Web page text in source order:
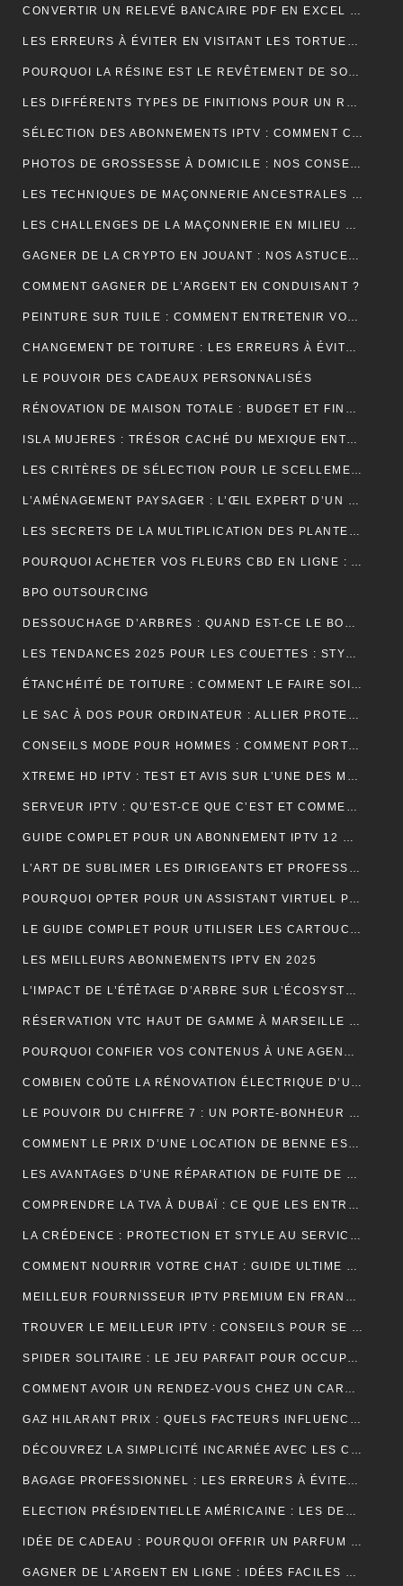
CONVERTIR UN RELEVÉ BANCAIRE PDF EN EXCEL : UNE ÉTAPE CLÉ POUR MIEUX GÉRER SES FINANCES
LES ERREURS À ÉVITER EN VISITANT LES TORTUES D’AKUMAL
POURQUOI LA RÉSINE EST LE REVÊTEMENT DE SOL IDÉAL EN USINE ?
LES DIFFÉRENTS TYPES DE FINITIONS POUR UN RAVALEMENT DE FAÇADE RÉUSSI
SÉLECTION DES ABONNEMENTS IPTV : COMMENT CHOISIR L’OFFRE QUI VOUS CORRESPOND ?
PHOTOS DE GROSSESSE À DOMICILE : NOS CONSEILS POUR UNE SÉANCE INTIMISTE RÉUSSIE !
LES TECHNIQUES DE MAÇONNERIE ANCESTRALES REVISITÉES
LES CHALLENGES DE LA MAÇONNERIE EN MILIEU URBAIN
GAGNER DE LA CRYPTO EN JOUANT : NOS ASTUCES ET PIÈGES À ÉVITER !
COMMENT GAGNER DE L’ARGENT EN CONDUISANT ?
PEINTURE SUR TUILE : COMMENT ENTRETENIR VOTRE TOITURE APRÈS L’APPLICATION ?
CHANGEMENT DE TOITURE : LES ERREURS À ÉVITER
LE POUVOIR DES CADEAUX PERSONNALISÉS
RÉNOVATION DE MAISON TOTALE : BUDGET ET FINANCEMENT
ISLA MUJERES : TRÉSOR CACHÉ DU MEXIQUE ENTRE PLAGES DE RÊVE ET AVENTURES TROPICALES
LES CRITÈRES DE SÉLECTION POUR LE SCELLEMENT DE TUILE DE RIVE
L’AMÉNAGEMENT PAYSAGER : L’ŒIL EXPERT D’UN JARDINIER
LES SECRETS DE LA MULTIPLICATION DES PLANTES PAR UN JARDINIER
POURQUOI ACHETER VOS FLEURS CBD EN LIGNE : AVANTAGES, BIENFAITS ET CONSEILS
BPO OUTSOURCING
DESSOUCHAGE D’ARBRES : QUAND EST-CE LE BON MOMENT POUR LE FAIRE ?
LES TENDANCES 2025 POUR LES COUETTES : STYLES, COULEURS ET MATÉRIAUX
ÉTANCHÉITÉ DE TOITURE : COMMENT LE FAIRE SOI-MÊME
LE SAC À DOS POUR ORDINATEUR : ALLIER PROTECTION, ORGANISATION ET ÉLÉGANCE AU QUOTIDIEN
CONSEILS MODE POUR HOMMES : COMMENT PORTER UN BIJOU MÉDAILLE AVEC STYLE ?
XTREME HD IPTV : TEST ET AVIS SUR L’UNE DES MEILLEURES OFFRES DU MARCHÉ
SERVEUR IPTV : QU’EST-CE QUE C’EST ET COMMENT CHOISIR LE MEILLEUR EN 2024 ?
GUIDE COMPLET POUR UN ABONNEMENT IPTV 12 MOIS SMART TV
L’ART DE SUBLIMER LES DIRIGEANTS ET PROFESSIONNELS
POURQUOI OPTER POUR UN ASSISTANT VIRTUEL POUR SA PME ET TPE : LA CLÉ D’UNE EFFICACITÉ DÉCUPLÉE
LE GUIDE COMPLET POUR UTILISER LES CARTOUCHES DE CRÈME AU PROTOXYDE D’AZOTE DE MANIÈRE SÛRE ET CRÉATIVE DANS LA CUISINE
LES MEILLEURS ABONNEMENTS IPTV EN 2025
L’IMPACT DE L’ÉTÊTAGE D’ARBRE SUR L’ÉCOSYSTÈME
RÉSERVATION VTC HAUT DE GAMME À MARSEILLE : LUXE ET CONFORT
POURQUOI CONFIER VOS CONTENUS À UNE AGENCE DE RÉDACTION ? LA CLÉ DU SUCCÈS EN LIGNE
COMBIEN COÛTE LA RÉNOVATION ÉLECTRIQUE D’UNE MAISON OU D’UN APPARTEMENT ?
LE POUVOIR DU CHIFFRE 7 : UN PORTE-BONHEUR MYSTIQUE
COMMENT LE PRIX D’UNE LOCATION DE BENNE EST-IL CALCULÉ ?
LES AVANTAGES D’UNE RÉPARATION DE FUITE DE TOITURE EN URGENCE
COMPRENDRE LA TVA À DUBAÏ : CE QUE LES ENTREPRISES DOIVENT SAVOIR
LA CRÉDENCE : PROTECTION ET STYLE AU SERVICE DE VOTRE INTÉRIEUR
COMMENT NOURRIR VOTRE CHAT : GUIDE ULTIME SUR LA NUTRITION ADAPTÉE ET OPTIMALE
MEILLEUR FOURNISSEUR IPTV PREMIUM EN FRANCE : UNE EXPÉRIENCE TÉLÉVISUELLE SUR MESURE
TROUVER LE MEILLEUR IPTV : CONSEILS POUR SE RETROUVER PLUS FACILEMENT
SPIDER SOLITAIRE : LE JEU PARFAIT POUR OCCUPER VOTRE TEMPS LIBRE ET STIMULER VOTRE CERVEAU !
COMMENT AVOIR UN RENDEZ-VOUS CHEZ UN CARDIOLOGUE À FÈS ?
GAZ HILARANT PRIX : QUELS FACTEURS INFLUENCENT SON COÛT ET OÙ LE TROUVER AU MEILLEUR TARIF ?
DÉCOUVREZ LA SIMPLICITÉ INCARNÉE AVEC LES CRÉDENCES DE CUISINE EFFET MARBRE
BAGAGE PROFESSIONNEL : LES ERREURS À ÉVITER POUR UN LOOK RAFFINÉ
ELECTION PRÉSIDENTIELLE AMÉRICAINE : LES DEUX CAMPS SONT RELIÉS PAR LEURS CRAINTES
IDÉE DE CADEAU : POURQUOI OFFRIR UN PARFUM POUR UN ANNIVERSAIRE ?
GAGNER DE L’ARGENT EN LIGNE : IDÉES FACILES ET ACCESSIBLES POUR DÉBUTANTS